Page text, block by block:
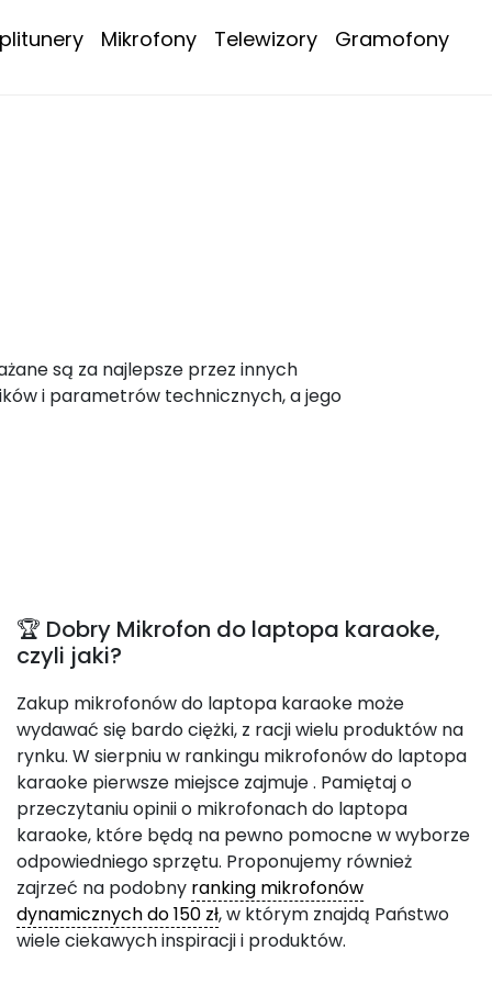
Mikrofony Telewizory Gramofony
są za najlepsze przez innych
i parametrów technicznych, a jego
🏆 Dobry Mikrofon do laptopa karaoke,
czyli jaki?
Zakup mikrofonów do laptopa karaoke może
wydawać się bardo ciężki, z racji wielu produktów na
rynku. W sierpniu w rankingu mikrofonów do laptopa
karaoke pierwsze miejsce zajmuje. Pamiętaj o
przeczytaniu opinii o mikrofonach do laptopa
karaoke, które będą na pewno pomocne w wyborze
odpowiedniego sprzętu. Proponujemy również
zajrzeć na podobny ranking mikrofonów
dynamicznych do 150 zł, w którym znajdą Państwo
wiele ciekawych inspiracji i produktów.